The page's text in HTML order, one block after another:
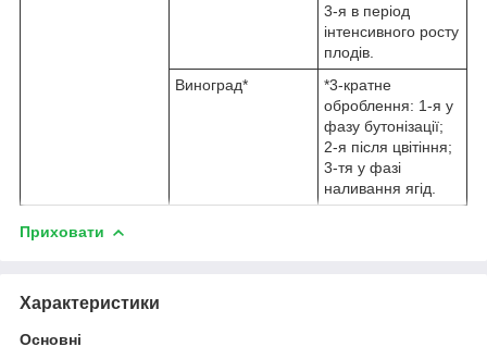
3-я в період
інтенсивного росту
плодів.
Виноград*
*3-кратне
оброблення: 1-я у
фазу бутонізації;
2-я після цвітіння;
3-тя у фазі
наливання ягід.
Приховати
Характеристики
Основні